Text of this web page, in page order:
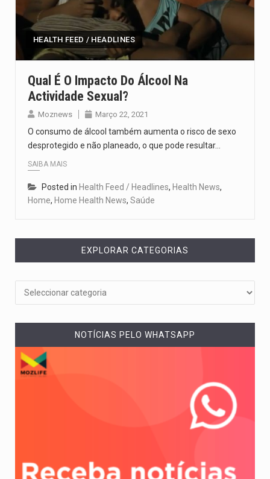
Segundo as autoridades canadianas, mais de 200 incêndios florestais continuam…
De acordo com as autoridades de saúde da Faixa de…
HEALTH FEED / HEADLINES
Qual É O Impacto Do Álcool Na
Actividade Sexual?
Moznews Março 22, 2021
O consumo de álcool também aumenta o risco de sexo
desprotegido e não planeado, o que pode resultar…
SAIBA MAIS
Posted in Health Feed / Headlines, Health News,
Home, Home Health News, Saúde
EXPLORAR CATEGORIAS
NOTÍCIAS PELO WHATSAPP